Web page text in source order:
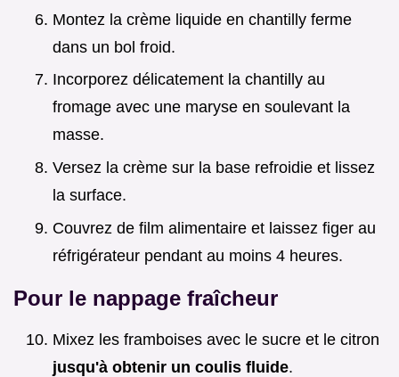
Montez la crème liquide en chantilly ferme
dans un bol froid.
Incorporez délicatement la chantilly au
fromage avec une maryse en soulevant la
masse.
Versez la crème sur la base refroidie et lissez
la surface.
Couvrez de film alimentaire et laissez figer au
réfrigérateur pendant au moins 4 heures.
Pour le nappage fraîcheur
Mixez les framboises avec le sucre et le citron
jusqu'à obtenir un coulis fluide.